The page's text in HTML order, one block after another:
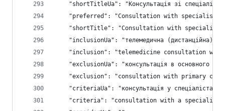
"shortTitleUa": "Консультація зі
    "preferred": "Consultation with specialist",
"shortTitle": "Consultation with
"inclusionUa": "телемедична (дистанційна)
"inclusion": "telemedicine consultation
"exclusionUa": "консультація в основного
"exclusion": "consultation with primary
"criteriaUa": "консультація у спеціаліста,
"criteria": "consultation with a